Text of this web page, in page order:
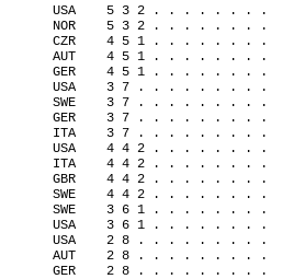
USA 5 3 2 . . . . . . . .
NOR 5 3 2 . . . . . . . .
CZR 4 5 1 . . . . . . . .
AUT 4 5 1 . . . . . . . .
GER 4 5 1 . . . . . . . .
USA 3 7 . . . . . . . . .
SWE 3 7 . . . . . . . . .
GER 3 7 . . . . . . . . .
ITA 3 7 . . . . . . . . .
USA 4 4 2 . . . . . . . .
ITA 4 4 2 . . . . . . . .
GBR 4 4 2 . . . . . . . .
SWE 4 4 2 . . . . . . . .
SWE 3 6 1 . . . . . . . .
USA 3 6 1 . . . . . . . .
USA 2 8 . . . . . . . . .
AUT 2 8 . . . . . . . . .
GER 2 8 . . . . . . . . .